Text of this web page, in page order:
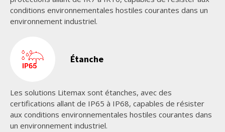
conditions environnementales hostiles courantes dans un
environnement industriel.
Étanche
Les solutions Litemax sont étanches, avec des
certifications allant de IP65 à IP68, capables de résister
aux conditions environnementales hostiles courantes dans
un environnement industriel.